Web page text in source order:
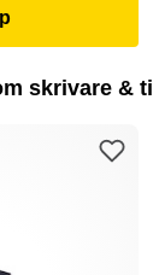
skrivare &